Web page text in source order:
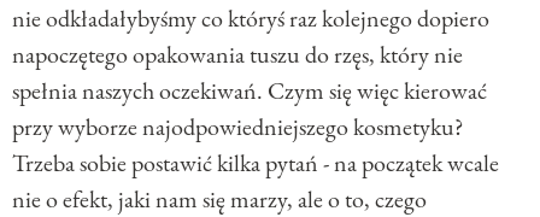
nie odkładałybyśmy co któryś raz kolejnego dopiero
napoczętego opakowania tuszu do rzęs, który nie
spełnia naszych oczekiwań. Czym się więc kierować
przy wyborze najodpowiedniejszego kosmetyku?
Trzeba sobie postawić kilka pytań - na początek wcale
nie o efekt, jaki nam się marzy, ale o to, czego